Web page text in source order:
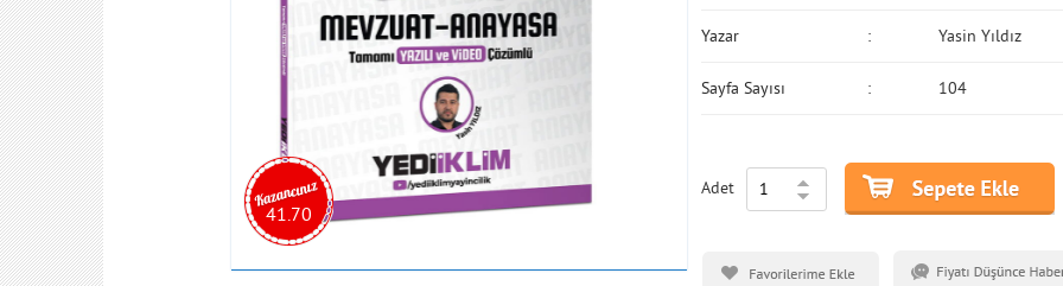
41.70
Yazar Yasin Yıldız
Sayfa Sayısı 104
Adet